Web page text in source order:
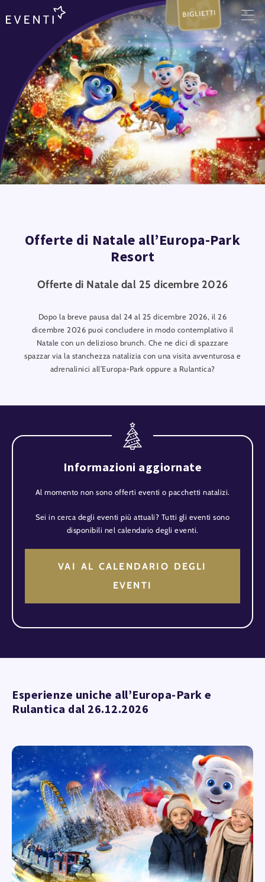
BIGLIETTI
Offerte di Natale all’Europa-Park
Resort
Offerte di Natale dal 25 dicembre 2026
Dopo la breve pausa dal 24 al 25 dicembre 2026, il 26
dicembre 2026 puoi concludere in modo contemplativo il
Natale con un delizioso brunch. Che ne dici di spazzare
spazzar via la stanchezza natalizia con una visita avventurosa e
adrenalinici all’Europa-Park oppure a Rulantica?
Informazioni aggiornate
Al momento non sono offerti eventi o pacchetti natalizi.
Sei in cerca degli eventi più attuali? Tutti gli eventi sono
disponibili nel calendario degli eventi.
VAI AL CALENDARIO DEGLI
EVENTI
Esperienze uniche all’Europa-Park e
Rulantica dal 26.12.2026